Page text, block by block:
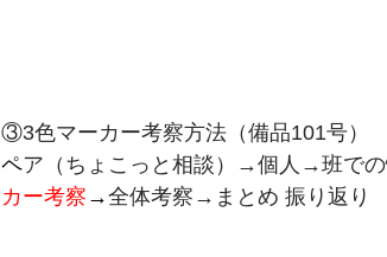
③3色マーカー考察方法（備品101号）
ペア（ちょこっと相談）→個人→班で
カー考察 →全体考察→まとめ 振り返り